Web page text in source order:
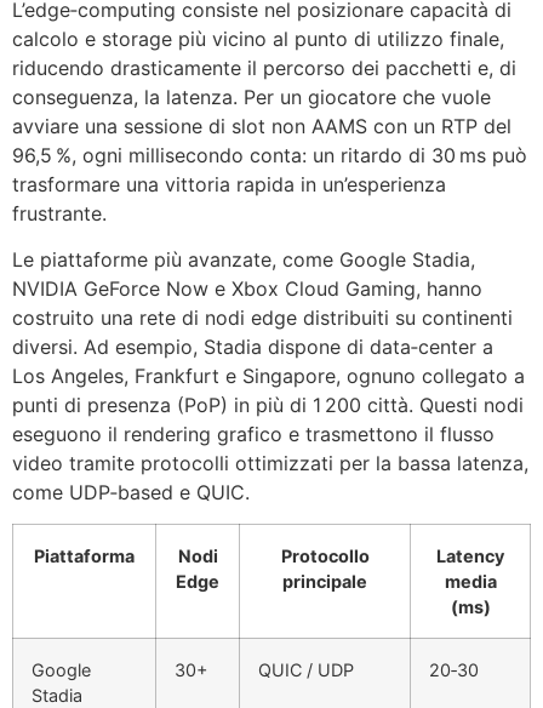
L’edge‑computing consiste nel posizionare capacità di
calcolo e storage più vicino al punto di utilizzo finale,
riducendo drasticamente il percorso dei pacchetti e, di
conseguenza, la latenza. Per un giocatore che vuole
avviare una sessione di slot non AAMS con un RTP del
96,5 %, ogni millisecondo conta: un ritardo di 30 ms può
trasformare una vittoria rapida in un’esperienza
frustrante.
Le piattaforme più avanzate, come Google Stadia,
NVIDIA GeForce Now e Xbox Cloud Gaming, hanno
costruito una rete di nodi edge distribuiti su continenti
diversi. Ad esempio, Stadia dispone di data‑center a
Los Angeles, Frankfurt e Singapore, ognuno collegato a
punti di presenza (PoP) in più di 1 200 città. Questi nodi
eseguono il rendering grafico e trasmettono il flusso
video tramite protocolli ottimizzati per la bassa latenza,
come UDP‑based e QUIC.
Piattaforma
Nodi
Edge
Protocollo
principale
Latency
media
(ms)
Google
Stadia
30+ QUIC / UDP 20‑30